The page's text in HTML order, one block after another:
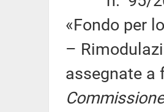
«Fondo per
–
assegnate a